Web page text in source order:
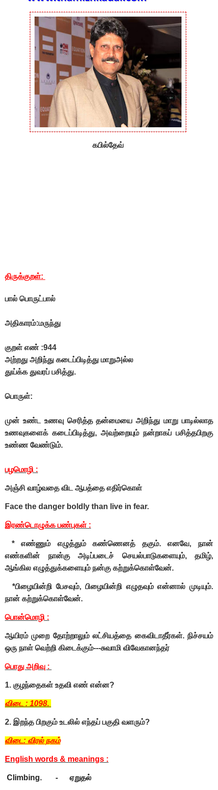
கபில்தேவ்
திருக்குறள்:
பால் பொருட்பால்
அதிகாரம்:மருந்து
குறள் எண் :944
அற்றது அறிந்து கடைப்பிடித்து மாறுஅல்ல
துய்க்க துவரப் பசித்து.
பொருள்:
முன் உண்ட உணவு செரித்த தன்மையை அறிந்து மாறு பாடில்லாத
உணவுகளைக் கடைப்பிடித்து, அவற்றையும் நன்றாகப் பசித்தபிறகு
உண்ண வேண்டும்.
பழமொழி :
அஞ்சி வாழ்வதை விட ஆபத்தை எதிர்கொள்
Face the danger boldly than live in fear.
இரண்டொழுக்க பண்புகள் :
* எண்ணும் எழுத்தும் கண்ணெனத் தகும். எனவே, நான்
எண்களின் நான்கு அடிப்படைச் செயல்பாடுகளையும், தமிழ்,
ஆங்கில எழுத்துக்களையும் நன்கு கற்றுக்கொள்வேன்.
*பிழையின்றி பேசவும், பிழையின்றி எழுதவும் என்னால் முடியும்.
நான் கற்றுக்கொள்வேன்.
பொன்மொழி :
ஆயிரம் முறை தோற்றாலும் லட்சியத்தை கைவிடாதீர்கள். நிச்சயம்
ஒரு நாள் வெற்றி கிடைக்கும்---சுவாமி விவேகானந்தர்
பொது அறிவு :
1. குழந்தைகள் உதவி எண் என்ன?
விடை : 1098.
2. இறந்த பிறகும் உடலில் எந்தப் பகுதி வளரும்?
விடை: விரல் நகம்
English words & meanings :
Climbing. - ஏறுதல்